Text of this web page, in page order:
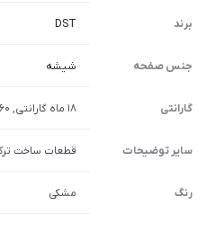
برند DST
جنس صفحه شیشه
گارانتی 18 ماه گارانتی, 60 ماه خدمات پس از فروش
سایر توضیحات قطعات ساخت
رنگ مشکی